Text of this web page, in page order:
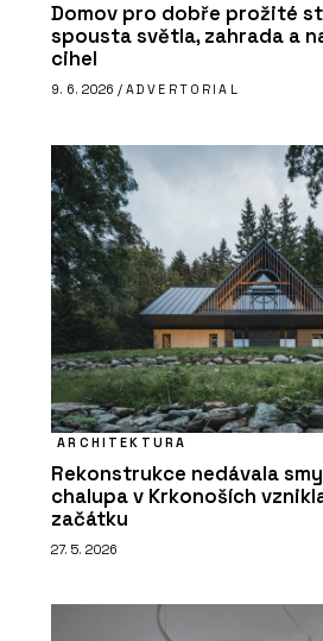
Domov pro dobře prožité
spousta světla, zahrada a
cihel
9. 6. 2026 / ADVERTORIAL
ARCHITEKTURA
Rekonstrukce nedávala
chalupa v Krkonoších
začátku
27. 5. 2026